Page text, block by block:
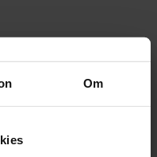
Om
säger hon.